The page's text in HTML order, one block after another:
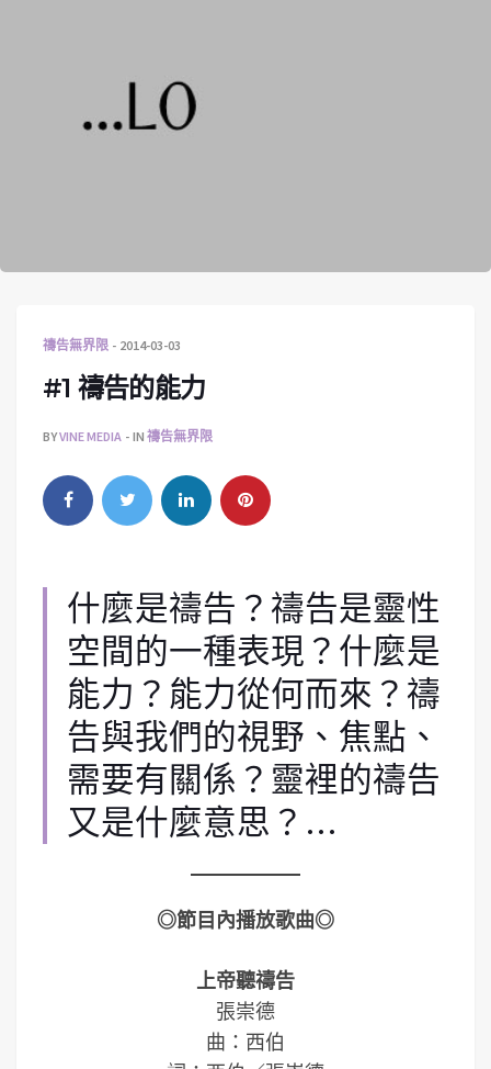
禱告無界限 2014-03-03
#1 禱告的能力
BYVINE MEDIA IN 禱告無界限
什麼是禱告？禱告是靈性
空間的一種表現？什麼是
能力？能力從何而來？禱
告與我們的視野、焦點、
需要有關係？靈裡的禱告
又是什麼意思？…
◎節目內播放歌曲◎
上帝聽禱告
張崇德
曲：西伯